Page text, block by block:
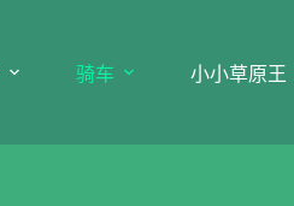
骑车 小小草原王